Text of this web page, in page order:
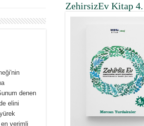
'nin
denen
elini
verimli
ZehirsizEv Kitap 4.